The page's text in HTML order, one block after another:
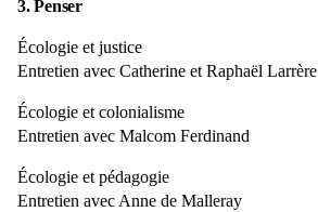
3. Penser
Écologie et justice
Entretien avec Catherine et Raphaël Larrère
Écologie et colonialisme
Entretien avec Malcom Ferdinand
Écologie et pédagogie
Entretien avec Anne de Malleray